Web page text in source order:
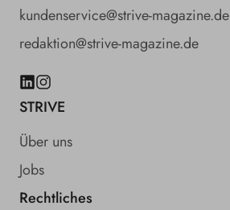
kundenservice@strive-magazine.de
redaktion@strive-magazine.de
LinkedIn
Instagram
STRIVE
Über uns
Jobs
Rechtliches